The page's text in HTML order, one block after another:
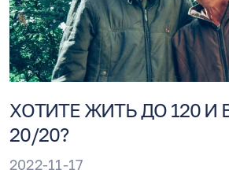
ХОТИТЕ ЖИТЬ ДО 120 И
20/20?
2022-11-17